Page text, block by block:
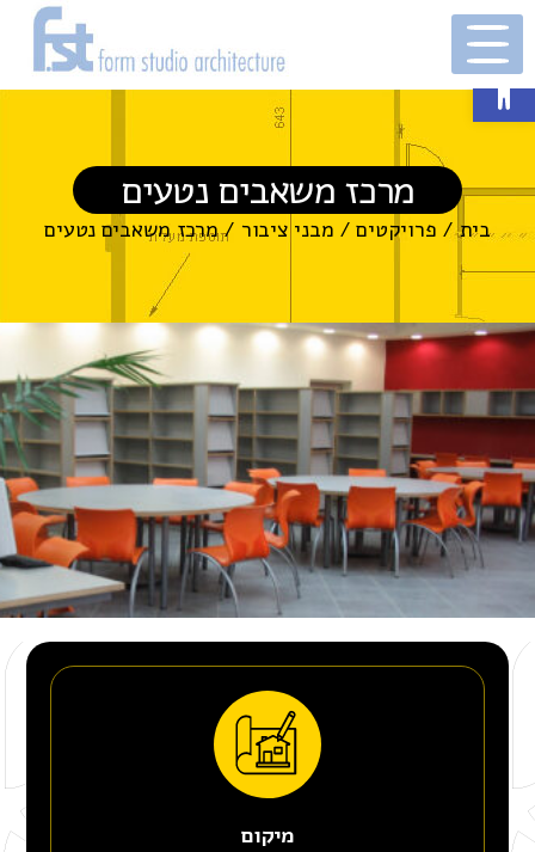
פתח סרגל נגישות
מרכז משאבים נטעים
בית/ פרויקטים/ מבני ציבור /מרכז משאבים נטעים
מיקום